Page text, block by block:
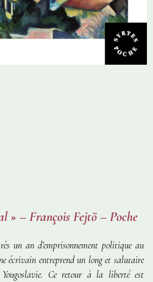
» – François Fejtö – Poche
un an d’emprisonnement politique au
écrivain entreprend un long et salutaire
Ce retour à la liberté est